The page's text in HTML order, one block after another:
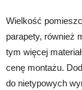
Wielkość
parapety, również
tym więcej
cenę montażu.
do nietypowych